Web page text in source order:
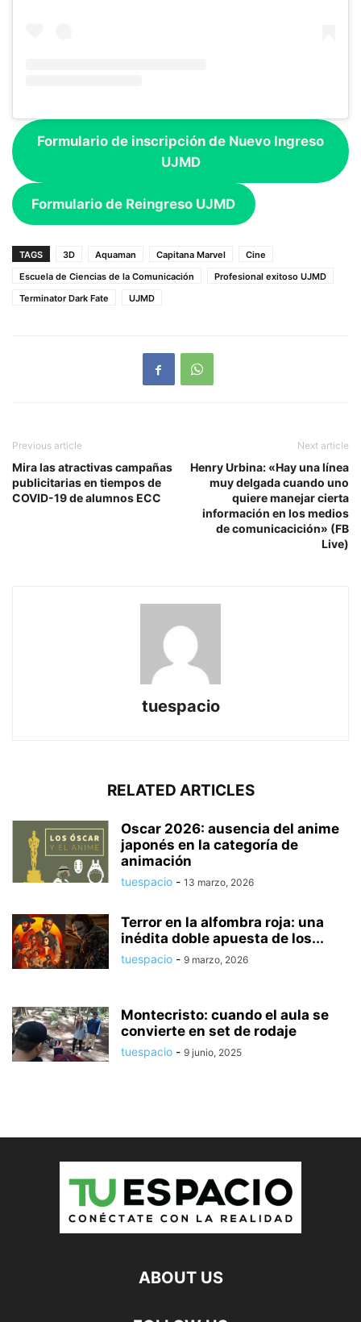
Formulario de inscripción de Nuevo Ingreso
UJMD
Formulario de Reingreso UJMD
TAGS 3D Aquaman Capitana Marvel
Cine
Escuela de Ciencias de la Comunicación
Profesional exitoso UJMD
Terminator Dark Fate
UJMD
Previous article
Mira las atractivas campañas
publicitarias en tiempos de
COVID-19 de alumnos ECC
Next article
Henry Urbina: «Hay una línea
muy delgada cuando uno
quiere manejar cierta
información en los medios
de comunicacición» (FB
Live)
tuespacio
RELATED ARTICLES
Oscar 2026: ausencia del anime
japonés en la categoría de
animación
tuespacio - 13 marzo, 2026
Terror en la alfombra roja: una
inédita doble apuesta de los...
tuespacio - 9 marzo, 2026
Montecristo: cuando el aula se
convierte en set de rodaje
tuespacio - 9 junio, 2025
ABOUT US